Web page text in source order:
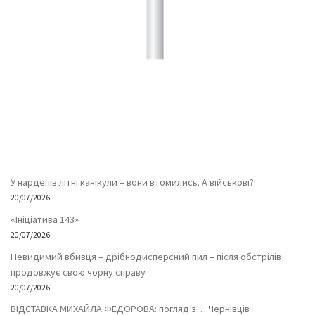
У нардепів літні канікули – вони втомились. А військові?
20/07/2026
«Ініціатива 143»
20/07/2026
Невидимий вбивця – дрібнодисперсний пил – після обстрілів
продовжує свою чорну справу
20/07/2026
ВІДСТАВКА МИХАЙЛА ФЕДОРОВА: погляд з… Чернівців